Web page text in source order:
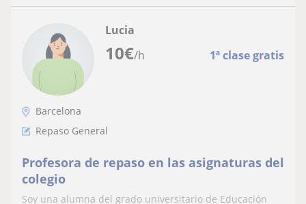
10€/h 1ª clase gratis
Lucia
Barcelona
Repaso General
Profesora de repaso en las asignaturas del
colegio
Soy una alumna del grado universitario de Educación